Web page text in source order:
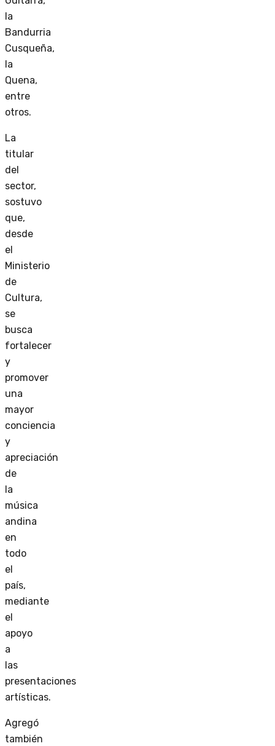
la
Bandurria
Cusqueña,
la
Quena,
entre
otros.
La
titular
del
sector,
sostuvo
que,
desde
el
Ministerio
de
Cultura,
se
busca
fortalecer
y
promover
una
mayor
conciencia
y
apreciación
de
la
música
andina
en
todo
el
país,
mediante
el
apoyo
a
las
presentaciones
artísticas.
Agregó
también